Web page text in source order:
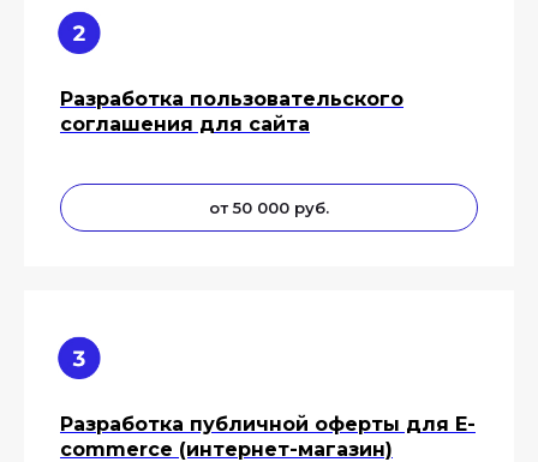
Разработка пользовательского
соглашения для сайта
от 50 000 руб.
Разработка публичной оферты для E-
commerce (интернет-магазин)